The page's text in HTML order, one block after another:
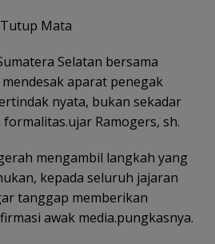
Mata
Selatan bersama
aparat penegak
nyata, bukan sekadar
Ramogers, sh.
mengambil langkah yang
kepada seluruh jajaran
tanggap memberikan
awak media.pungkasnya.